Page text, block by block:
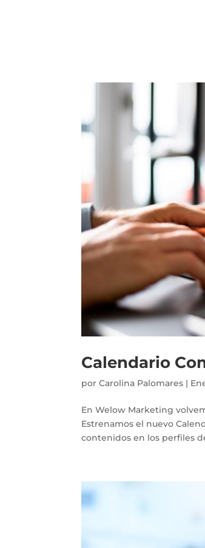
Calendario
porCarolina Palomares |
En Welow Marketing
Estrenamos el nuevo
contenidos en los perfiles